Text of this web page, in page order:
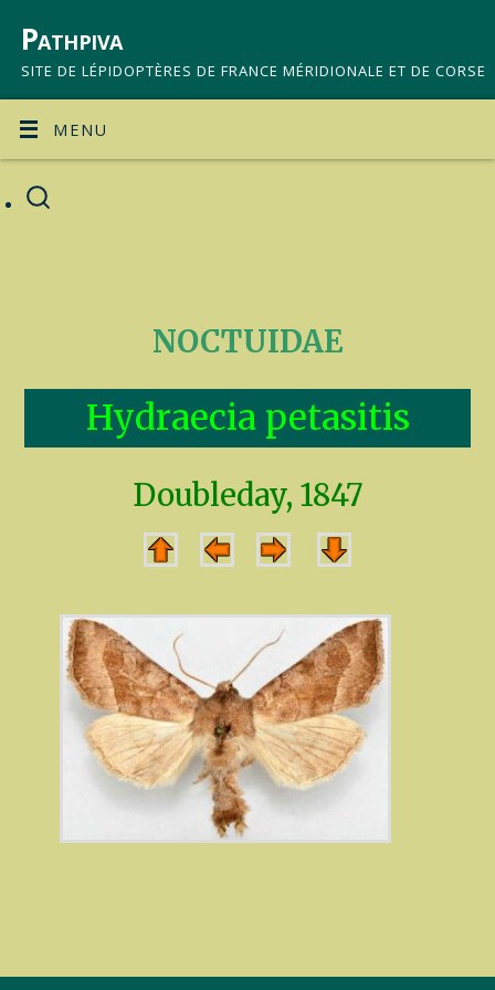
Pathpiva
SITE DE LÉPIDOPTÈRES DE FRANCE MÉRIDIONALE ET DE CORSE
MENU
NOCTUIDAE
Hydraecia petasitis
Doubleday, 1847